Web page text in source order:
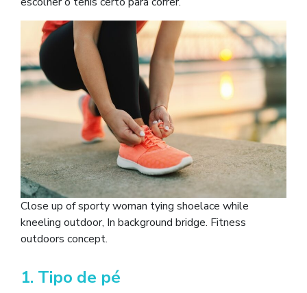
Close up of sporty woman tying shoelace while
kneeling outdoor, In background bridge. Fitness
outdoors concept.
1. Tipo de pé